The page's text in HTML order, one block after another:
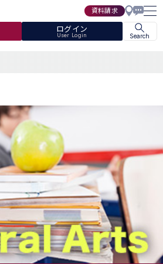
資料請求
ログイン
User Login Search